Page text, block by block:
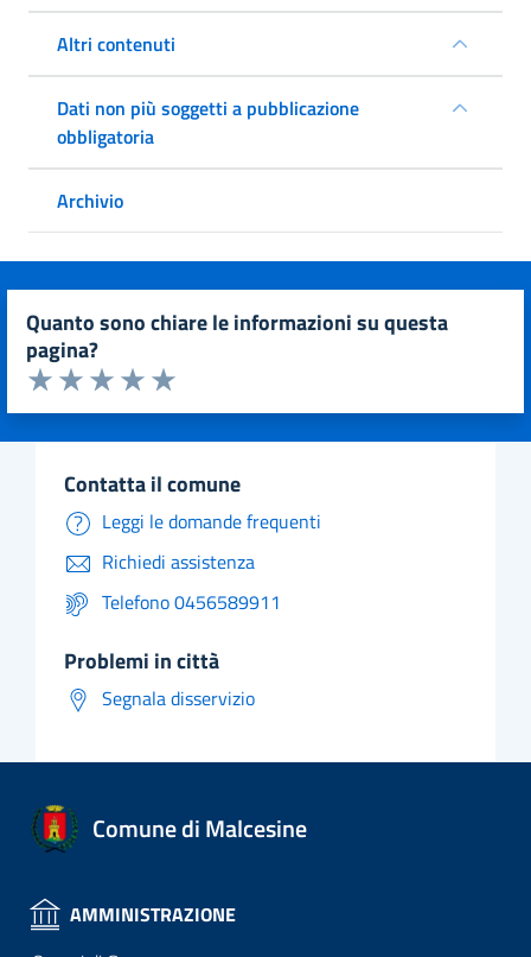
Altri contenuti
Dati non più soggetti a pubblicazione
obbligatoria
Archivio
quanto sono chiare le informazioni su questa
pagina?
Valuta da 1 a 5 stelle la pagina
Valuta 5 stelle su 5
Valuta 4 stelle su 5
Valuta 3 stelle su 5
Valuta 2 stelle su 5
Valuta 1 stelle su 5
contatta il comune
Leggi le domande frequenti
Richiedi assistenza
Telefono 0456589911
problemi in città
Segnala disservizio
Comune di Malcesine
AMMINISTRAZIONE